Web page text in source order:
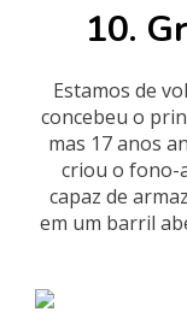
10.
Estamos de
concebeu o
mas 17 anos
criou o fono-
capaz de
em um barril